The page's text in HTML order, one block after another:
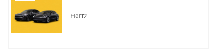
Hertz